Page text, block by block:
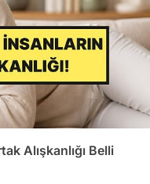
Alışkanlığı Belli